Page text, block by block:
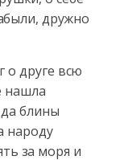
дружно
о друге всю
нашла
блины
народу
за моря и